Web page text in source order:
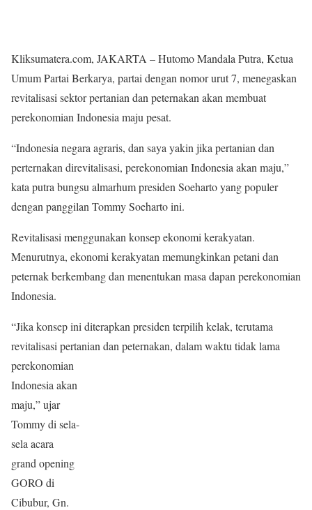
Kliksumatera.com, JAKARTA – Hutomo Mandala Putra, Ketua
Umum Partai Berkarya, partai dengan nomor urut 7, menegaskan
revitalisasi sektor pertanian dan peternakan akan membuat
perekonomian Indonesia maju pesat.
“Indonesia negara agraris, dan saya yakin jika pertanian dan
perternakan direvitalisasi, perekonomian Indonesia akan maju,”
kata putra bungsu almarhum presiden Soeharto yang populer
dengan panggilan Tommy Soeharto ini.
Revitalisasi menggunakan konsep ekonomi kerakyatan.
Menurutnya, ekonomi kerakyatan memungkinkan petani dan
peternak berkembang dan menentukan masa dapan perekonomian
Indonesia.
“Jika konsep ini diterapkan presiden terpilih kelak, terutama
revitalisasi pertanian dan peternakan, dalam waktu tidak lama
perekonomian
Indonesia akan
maju,” ujar
Tommy di sela-
sela acara
grand opening
GORO di
Cibubur, Gn.